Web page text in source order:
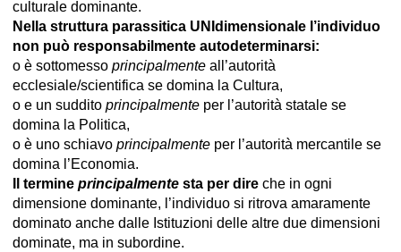
culturale dominante.
Nella struttura parassitica UNIdimensionale l’individuo
non può responsabilmente autodeterminarsi:
o è sottomesso principalmente all’autorità
ecclesiale/scientifica se domina la Cultura,
o e un suddito principalmente per l’autorità statale se
domina la Politica,
o è uno schiavo principalmente per l’autorità mercantile se
domina l’Economia.
Il termine principalmente sta per dire che in ogni
dimensione dominante, l’individuo si ritrova amaramente
dominato anche dalle Istituzioni delle altre due dimensioni
dominate, ma in subordine.